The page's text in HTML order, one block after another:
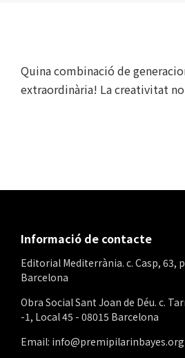
Quina combinació de
extraordinària! La creativitat
Informació de contacte
Editorial Mediterrània. c. Casp, 63,
Barcelona
Obra Social Sant Joan de Déu. c.
-1, Local 45 - 08015 Barcelona
Email: info@premipilarinbayes.org